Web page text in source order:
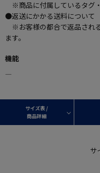
※商品に付属しているタグ
●返送にかかる送料について
※お客様の都合で返品され
ます。
機能
―
サイズ表 /
商品詳細
サ